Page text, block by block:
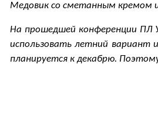
Медовик со сметанным кремом
На прошедшей конференции ПЛ
использовать летний вариант
планируется к декабрю.